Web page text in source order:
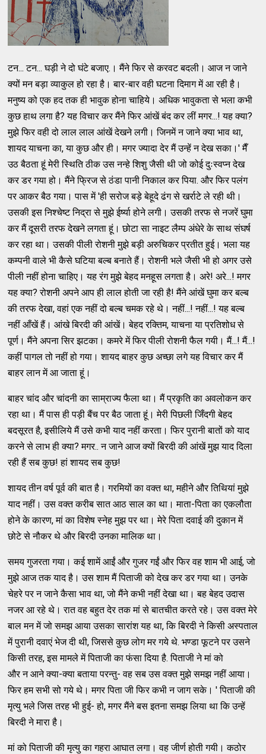
टन... टन... घड़ी ने दो घंटे बजाए.। मैंने फिर से करवट बदली। आज न जाने
क्यों मन बड़ा व्याकुल हो रहा है। बार-बार वही घटना दिमाग में आ रही है।
मनुष्य को एक हद तक ही भावुक होना चाहिये। अधिक भावुकता से भला कभी
कुछ हाथ लगा है? यह विचार कर मैंने फिर आंखें बंद कर लीं मगर...! यह क्या?
मुझे फिर वही दो लाल लाल आंखें देखने लगी। जिनमें न जाने क्या भाव था,
शायद याचना का, या कुछ और ही। मगर ज्यादा देर मैं उन्हें न देख सका।' मैँ
उठ बैठता हूं मेरी स्थिति ठीक उस नन्हे शिशु जैसी थी जो कोई दुःस्वप्न देख
कर डर गया हो। मैंने फ्रिज से ठंडा पानी निकाल कर पिया. और फिर पलंग
पर आकर बैठ गया। पास में 'ही सरोज बड़े बेहूदे ढंग से खर्राटे ले रही थी।
उसकी इस निश्चेष्ट निद्रा से मुझे ईर्ष्या होने लगी। उसकी तरफ से नजरें घुमा
कर मैं दूसरी तरफ देखने लगता हूं। छोटा सा नाइट लैम्प अंधेरे के साथ संघर्ष
कर रहा था। उसकी पीली रोशनी मुझे बड़ी अरुचिकर प्रतीत हुई। भला यह
कम्पनी वाले भी कैसे घटिया बल्ब बनाते हैं। रोशनी भले जैसी भी हो अगर उसे
पीली नहीं होना चाहिए। यह रंग मुझे बेहद मनहूस लगता है। अरे! अरे...! मगर
यह क्या? रोशनी अपने आप ही लाल होती जा रही है! मैंने आंखें घुमा कर बल्ब
की तरफ देखा, वहां एक नहीं दो बल्ब चमक रहे थे। नहीं...! नहीं...! यह बल्ब
नहीं आँखें हैं। आंखे बिरदी की आंखें। बेहद रक्तिम, याचना या प्रतिशोध से
पूर्ण। मैंने अपना सिर झटका। कमरे में फिर पीली रोशनी फैल गयी। मैं...! मैं...!
कहीं पागल तो नहीं हो गया। शायद बाहर कुछ अच्छा लगे यह विचार कर मैं
बाहर लान में आ जाता हूं।
बाहर चांद और चांदनी का साम्राज्य फैला था। मैं प्रकृति का अवलोकन कर
रहा था। मैं पास ही पड़ी बैंच पर बैठ जाता हूं। मेरी पिछली जिँदगी बेहद
बदसूरत है, इसीलिये मैं उसे कभी याद नहीं करता। फिर पुरानी बातों को याद
करने से लाभ ही क्या? मगर.. न जाने आज क्यों बिरदी की आंखें मुझ याद दिला
रही हैं सब कुछ! हां शायद सब कुछ!
शायद तीन वर्ष पूर्व की बात है। गरमियों का वक्त था, महीने और तिथियां मुझे
याद नहीं। उस वक्त करीब सात आठ साल का था। माता-पिता का एकलौता
होने के कारण, मां का विशेष स्नेह मुझ पर था। मेरे पिता दवाई की दुकान में
छोटे से नौकर थे और बिरदी उनका मालिक था।
समय गुजरता गया। कई शामें आईं और गुजर गईं और फिर वह शाम भी आई, जो
मुझे आज तक याद है। उस शाम मैं पिताजी को देख कर डर गया था। उनके
चेहरे पर न जाने कैसा भाव था, जो मैंने कभी नहीं देखा था। बह बेहद उदास
नजर आ रहे थे। रात वह बहुत देर तक मां से बातचीत करते रहे। उस वक्त मेरे
बाल मन में जो समझ आया उसका सारांश यह था, कि बिरदी ने किसी अस्पताल
में पुरानी दवाएं भेज दी थी, जिससे कुछ लोग मर गये थे. भण्डा फूटने पर उसने
किसी तरह, इस मामले में पिताजी का फंसा दिया है. पिताजी ने मां को
और न आने क्या-क्या बताया परन्तु- वह सब उस वक्त मुझे समझ नहीं आया।
फिर हम सभी सो गये थे। मगर पिता जी फिर कभी न जाग सके। ' पिताजी की
मृत्यु भले जिस तरह भी हुई- हो, मगर मैंने बस इतना समझ लिया था कि उन्हें
बिरदी ने मारा है।
मां को पिताजी की मृत्यु का गहरा आघात लगा। वह जीर्ण होती गयी। कठोर